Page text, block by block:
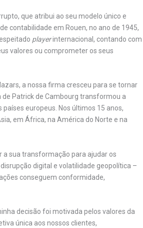
que atribui ao seu modelo único e
contabilidade em Rouen, no ano de 1945,
playerinternacional, contando com
valores ou comprometer os seus
a nossa firma cresceu para se tornar
Patrick de Cambourg transformou a
europeus. Nos últimos 15 anos,
em África, na América do Norte e na
a sua transformação para ajudar os
digital e volatilidade geopolítica –
conseguem conformidade,
decisão foi motivada pelos valores da
única aos nossos clientes,